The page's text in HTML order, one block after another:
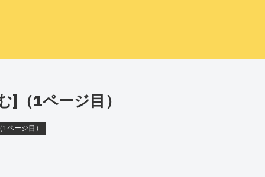
（1ページ目）
ページ目）